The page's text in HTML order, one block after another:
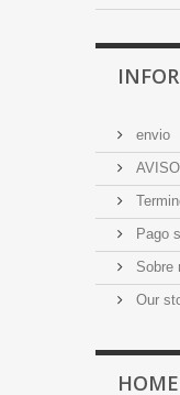
envio
Pago
Sobre
Our
HOME